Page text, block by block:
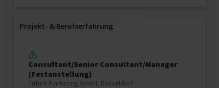
Projekt‐ & Berufserfahrung
Consultant/Senior Consultant/Manager
(Festanstellung)
Future Marketing GmbH, Düsseldorf